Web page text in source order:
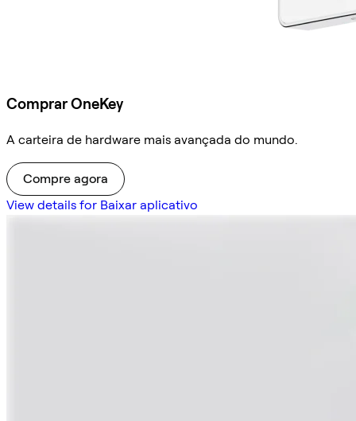
Comprar OneKey
A carteira de hardware mais avançada do mundo.
Compre agora
View details for Baixar aplicativo